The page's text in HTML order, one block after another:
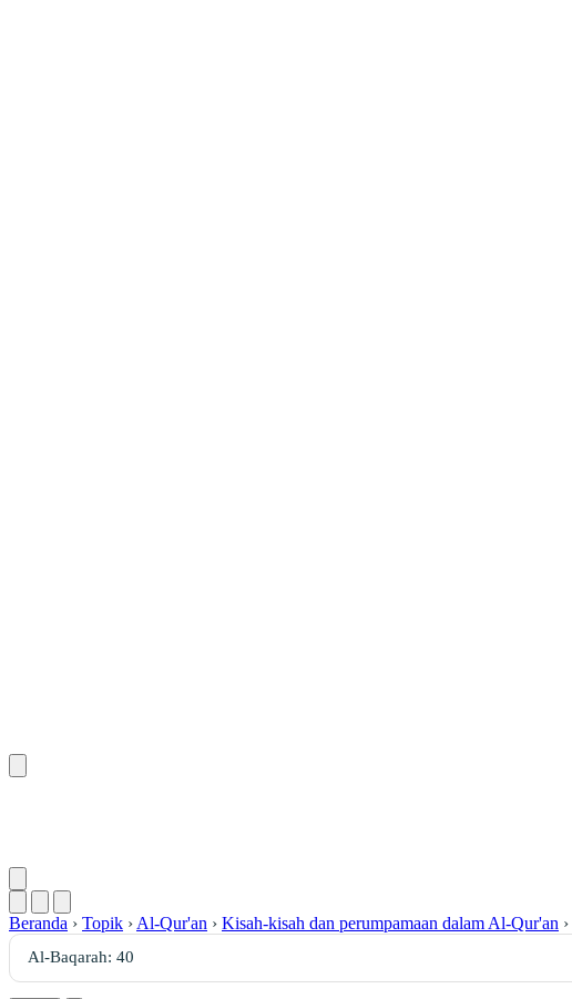
Beranda › Topik › Al-Qur'an › Kisah-kisah dan perumpamaan dalam Al-Qur'an ›